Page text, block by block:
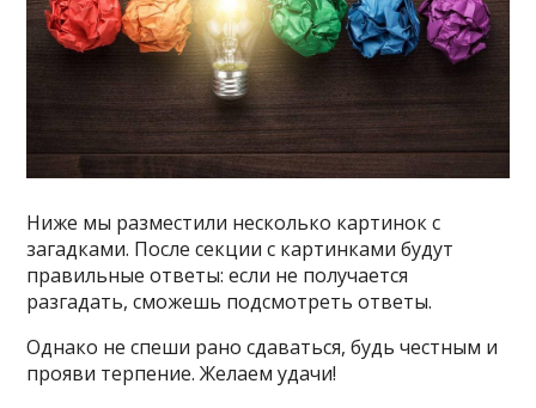
Ниже мы разместили несколько картинок с
загадками. После секции с картинками будут
правильные ответы: если не получается
разгадать, сможешь подсмотреть ответы.
Однако не спеши рано сдаваться, будь честным и
прояви терпение. Желаем удачи!